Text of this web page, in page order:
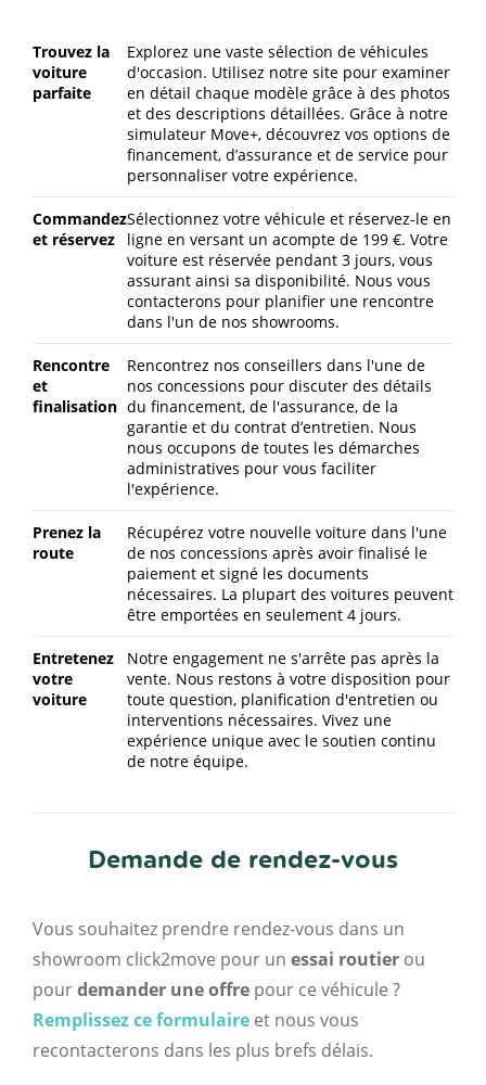
Trouvez la
voiture
parfaite
Explorez une vaste sélection de véhicules
d'occasion. Utilisez notre site pour examiner
en détail chaque modèle grâce à des photos
et des descriptions détaillées. Grâce à notre
simulateur Move+, découvrez vos options de
financement, d’assurance et de service pour
personnaliser votre expérience.
Commandez
et réservez
Sélectionnez votre véhicule et réservez-le en
ligne en versant un acompte de 199 €. Votre
voiture est réservée pendant 3 jours, vous
assurant ainsi sa disponibilité. Nous vous
contacterons pour planifier une rencontre
dans l'un de nos showrooms.
Rencontre
et
finalisation
Rencontrez nos conseillers dans l'une de
nos concessions pour discuter des détails
du financement, de l'assurance, de la
garantie et du contrat d’entretien. Nous
nous occupons de toutes les démarches
administratives pour vous faciliter
l'expérience.
Prenez la
route
Récupérez votre nouvelle voiture dans l'une
de nos concessions après avoir finalisé le
paiement et signé les documents
nécessaires. La plupart des voitures peuvent
être emportées en seulement 4 jours.
Entretenez
votre
voiture
Notre engagement ne s'arrête pas après la
vente. Nous restons à votre disposition pour
toute question, planification d'entretien ou
interventions nécessaires. Vivez une
expérience unique avec le soutien continu
de notre équipe.
Demande de rendez-vous
Vous souhaitez prendre rendez-vous dans un
showroom click2move pour un essai routier ou
pourdemander une offre pour ce véhicule ?
Remplissez ce formulaire et nous vous
recontacterons dans les plus brefs délais.